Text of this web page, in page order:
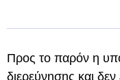
Προς το παρόν η
διερεύνησης και δεν